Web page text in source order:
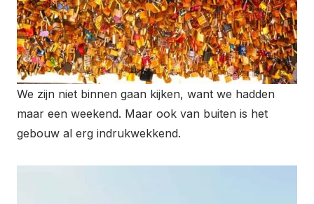
We zijn niet binnen gaan kijken, want we hadden
maar een weekend. Maar ook van buiten is het
gebouw al erg indrukwekkend.